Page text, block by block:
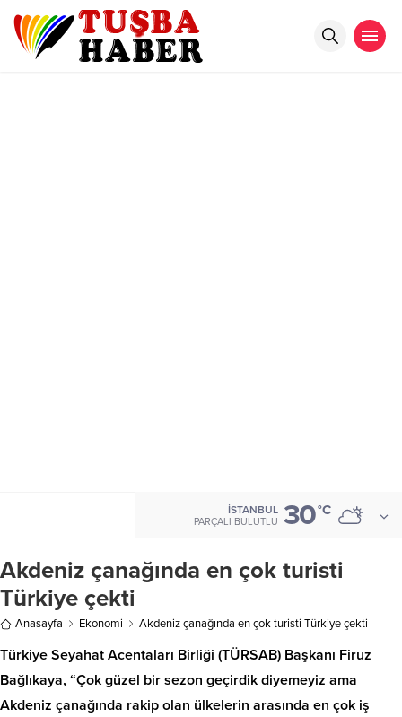
İSTANBUL
PARÇALI BULUTLU 30°C
Akdeniz çanağında en çok turisti
Türkiye çekti
Anasayfa Ekonomi Akdeniz çanağında en çok turisti Türkiye çekti
Türkiye Seyahat Acentaları Birliği (TÜRSAB) Başkanı Firuz
Bağlıkaya, “Çok güzel bir sezon geçirdik diyemeyiz ama
Akdeniz çanağında rakip olan ülkelerin arasında en çok iş